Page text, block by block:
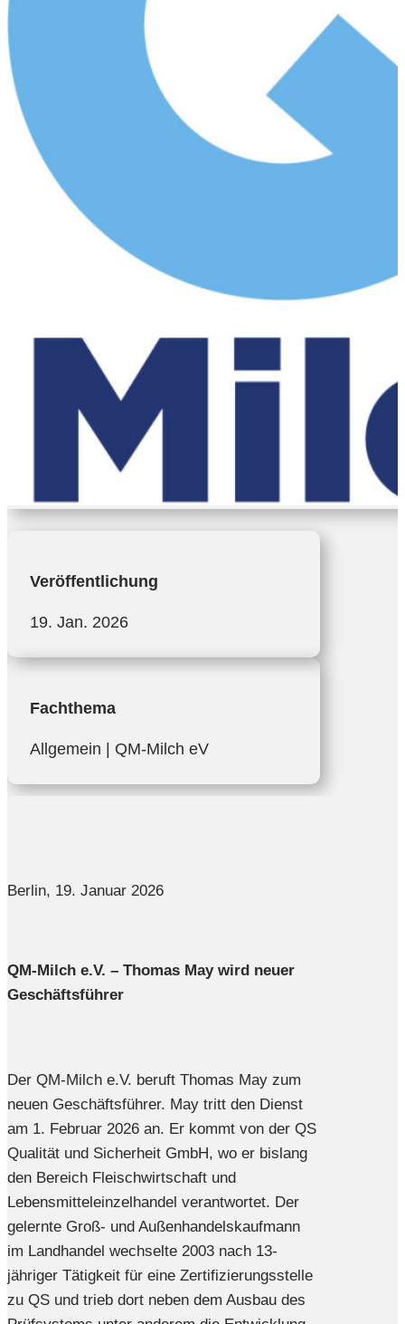
Veröffentlichung
19. Jan. 2026
Fachthema
Allgemein | QM-Milch eV
Berlin, 19. Januar 2026
QM-Milch e.V. – Thomas May wird neuer
Geschäftsführer
Der QM-Milch e.V. beruft Thomas May zum
neuen Geschäftsführer. May tritt den Dienst
am 1. Februar 2026 an. Er kommt von der QS
Qualität und Sicherheit GmbH, wo er bislang
den Bereich Fleischwirtschaft und
Lebensmitteleinzelhandel verantwortet. Der
gelernte Groß- und Außenhandelskaufmann
im Landhandel wechselte 2003 nach 13-
jähriger Tätigkeit für eine Zertifizierungsstelle
zu QS und trieb dort neben dem Ausbau des